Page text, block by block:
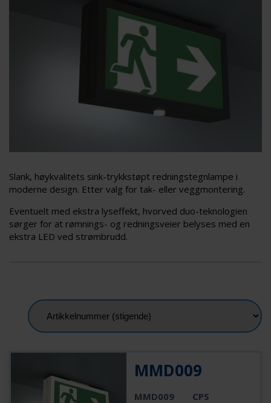
Slank, høykvalitets sink-trykkstøpt redningstegnlampe i
moderne design. Etter valg for tak- eller veggmontering.
Eventuelt med ekstra lyseffekt, hvorved duo-teknologien
sørger for at rømnings- og redningsveier belyses med en
ekstra LED ved strømbrudd.
MMD009
MMD009
CPS